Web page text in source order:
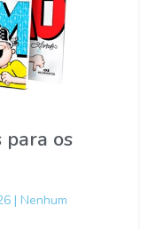
para os
Nenhum